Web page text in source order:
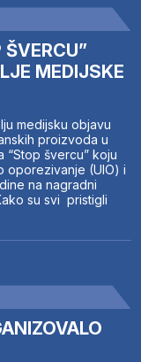
ŠVERCU”
MEDIJSKE
medijsku objavu
proizvoda u
“Stop švercu” koju
oporezivanje (UIO) i
na nagradni
su svi pristigli